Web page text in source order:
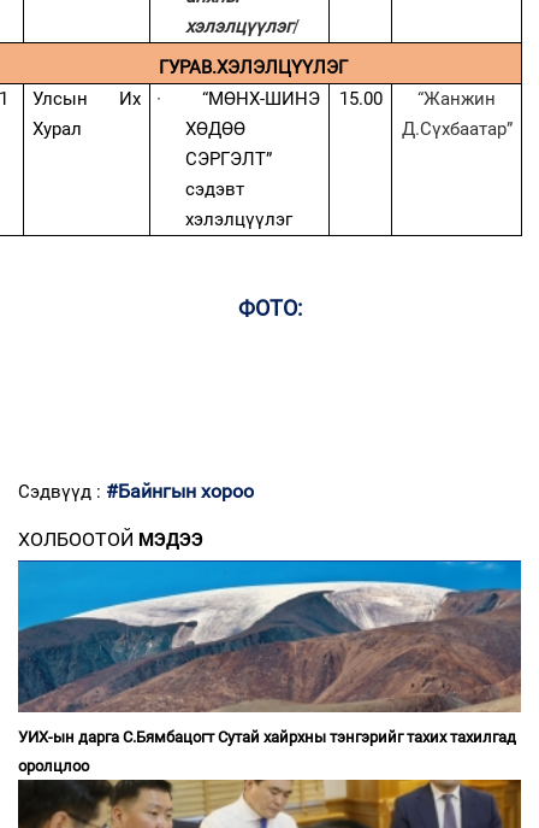
хэлэлцүүлэг/
ГУРАВ.ХЭЛЭЛЦҮҮЛЭГ
1
Улсын Их
Хурал
·
“МӨНХ-ШИНЭ
ХӨДӨӨ
СЭРГЭЛТ”
сэдэвт
хэлэлцүүлэг
15.00
“Жанжин
Д.Сүхбаатар”
ФОТО:
Сэдвүүд : #Байнгын хороо
ХОЛБООТОЙ МЭДЭЭ
УИХ-ын дарга С.Бямбацогт Сутай хайрхны тэнгэрийг тахих тахилгад
оролцлоо